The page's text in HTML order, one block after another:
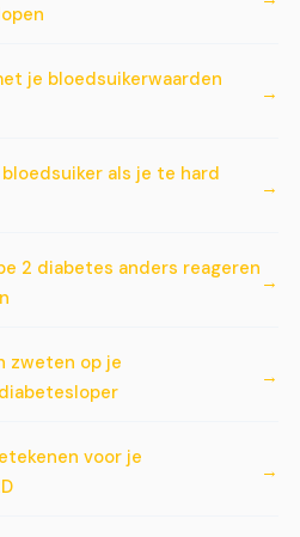
je bloedsuikerwaarden
als je te hard
2 diabetes anders reageren
zweten op je
voor je